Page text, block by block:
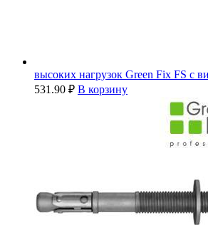
высоких нагрузок Green Fix FS с
531.90 ₽ В корзину